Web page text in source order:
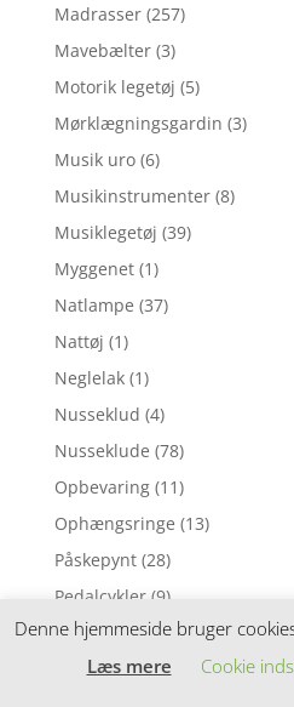
Madrasser (257)
Mavebælter (3)
Motorik legetøj (5)
Mørklægningsgardin (3)
Musik uro (6)
Musikinstrumenter (8)
Musiklegetøj (39)
Myggenet (1)
Natlampe (37)
Nattøj (1)
Neglelak (1)
Nusseklud (4)
Nusseklude (78)
Opbevaring (11)
Ophængsringe (13)
Påskepynt (28)
Pedalcykler (9)
Perleplader (49)
Perler (116)
Denne hjemmeside bruger
Læs mere
Cookie